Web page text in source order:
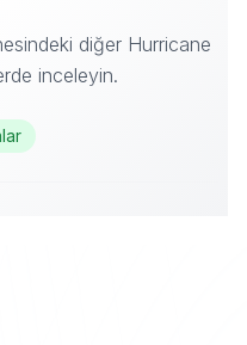
diğer Hurricane
inceleyin.